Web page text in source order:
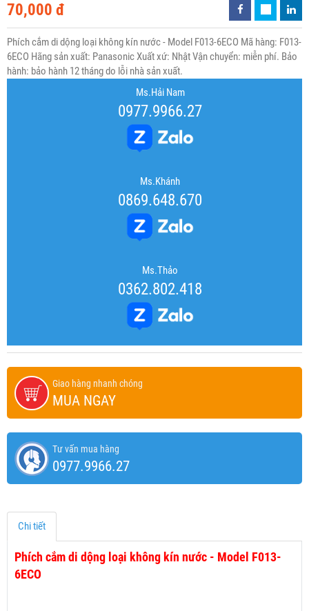
70,000 đ
Phích cắm di dộng loại không kín nước - Model F013-6ECO Mã hàng: F013-
6ECO Hãng sản xuất: Panasonic Xuất xứ: Nhật Vận chuyển: miễn phí. Bảo
hành: bảo hành 12 tháng do lỗi nhà sản xuất.
Ms.Hải Nam
0977.9966.27
Ms.Khánh
0869.648.670
Ms.Thảo
0362.802.418
Giao hàng nhanh chóng
MUA NGAY
Tư vấn mua hàng
0977.9966.27
Chi tiết
Phích cắm di dộng loại không kín nước - Model F013-
6ECO